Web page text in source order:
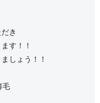
き
す！！
しょう！！
毛